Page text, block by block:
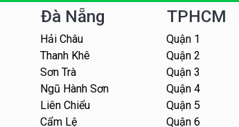
Đà Nẵng
Hải Châu
Thanh Khê
Sơn Trà
Ngũ Hành Sơn
Liên Chiểu
Cẩm Lệ
TPHCM
Quận 1
Quận 2
Quận 3
Quận 4
Quận 5
Quận 6